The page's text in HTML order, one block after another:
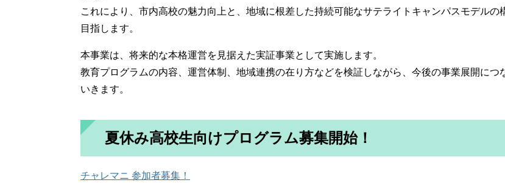
これにより、市内高校の魅力向上と、地域に根差した持続可能なサテライトキャンパスモデルの
目指します。
本事業は、将来的な本格運営を見据えた実証事業として実施します。
教育プログラムの内容、運営体制、地域連携の在り方などを検証しながら、今後の事業展開につ
いきます。
夏休み高校生向けプログラム募集開始！
チャレマニ 参加者募集！